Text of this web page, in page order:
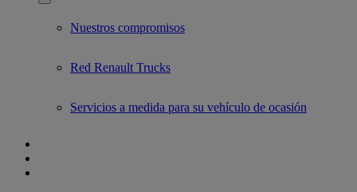
Show submenu for Used Trucks by Renault Trucks
Nuestros compromisos
Red Renault Trucks
Servicios a medida para su vehículo de ocasión